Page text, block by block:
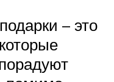
– это